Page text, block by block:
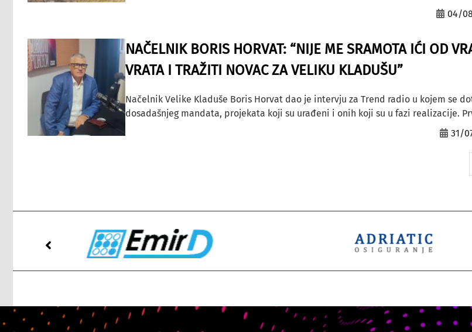
04/
NAČELNIK BORIS HORVAT: “NIJE ME SRAMOTA IĆI OD
VRATA I TRAŽITI NOVAC ZA VELIKU KLADUŠU”
Načelnik Velike Kladuše Boris Horvat dao je intervju za Trend radio u kojem se
dosadašnjeg mandata, projekata koji su urađeni i onih koji su u fazi realizacije.
31/